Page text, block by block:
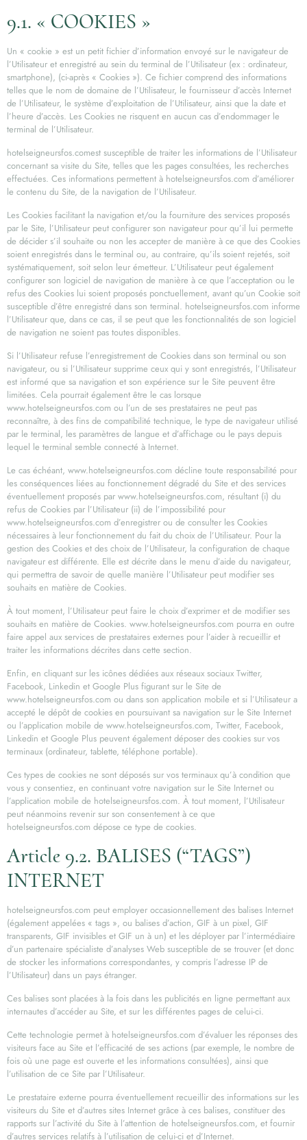
9.1. « COOKIES »
Un « cookie » est un petit fichier d’information envoyé sur le navigateur de
l’Utilisateur et enregistré au sein du terminal de l’Utilisateur (ex : ordinateur,
smartphone), (ci-après « Cookies »). Ce fichier comprend des informations
telles que le nom de domaine de l’Utilisateur, le fournisseur d’accès Internet
de l’Utilisateur, le système d’exploitation de l’Utilisateur, ainsi que la date et
l’heure d’accès. Les Cookies ne risquent en aucun cas d’endommager le
terminal de l’Utilisateur.
hotelseigneursfos.comest susceptible de traiter les informations de l’Utilisateur
concernant sa visite du Site, telles que les pages consultées, les recherches
effectuées. Ces informations permettent à hotelseigneursfos.com d’améliorer
le contenu du Site, de la navigation de l’Utilisateur.
Les Cookies facilitant la navigation et/ou la fourniture des services proposés
par le Site, l’Utilisateur peut configurer son navigateur pour qu’il lui permette
de décider s’il souhaite ou non les accepter de manière à ce que des Cookies
soient enregistrés dans le terminal ou, au contraire, qu’ils soient rejetés, soit
systématiquement, soit selon leur émetteur. L’Utilisateur peut également
configurer son logiciel de navigation de manière à ce que l’acceptation ou le
refus des Cookies lui soient proposés ponctuellement, avant qu’un Cookie soit
susceptible d’être enregistré dans son terminal. hotelseigneursfos.com informe
l’Utilisateur que, dans ce cas, il se peut que les fonctionnalités de son logiciel
de navigation ne soient pas toutes disponibles.
Si l’Utilisateur refuse l’enregistrement de Cookies dans son terminal ou son
navigateur, ou si l’Utilisateur supprime ceux qui y sont enregistrés, l’Utilisateur
est informé que sa navigation et son expérience sur le Site peuvent être
limitées. Cela pourrait également être le cas lorsque
www.hotelseigneursfos.com ou l’un de ses prestataires ne peut pas
reconnaître, à des fins de compatibilité technique, le type de navigateur utilisé
par le terminal, les paramètres de langue et d’affichage ou le pays depuis
lequel le terminal semble connecté à Internet.
Le cas échéant, www.hotelseigneursfos.com décline toute responsabilité pour
les conséquences liées au fonctionnement dégradé du Site et des services
éventuellement proposés par www.hotelseigneursfos.com, résultant (i) du
refus de Cookies par l’Utilisateur (ii) de l’impossibilité pour
www.hotelseigneursfos.com d’enregistrer ou de consulter les Cookies
nécessaires à leur fonctionnement du fait du choix de l’Utilisateur. Pour la
gestion des Cookies et des choix de l’Utilisateur, la configuration de chaque
navigateur est différente. Elle est décrite dans le menu d’aide du navigateur,
qui permettra de savoir de quelle manière l’Utilisateur peut modifier ses
souhaits en matière de Cookies.
À tout moment, l’Utilisateur peut faire le choix d’exprimer et de modifier ses
souhaits en matière de Cookies. www.hotelseigneursfos.com pourra en outre
faire appel aux services de prestataires externes pour l’aider à recueillir et
traiter les informations décrites dans cette section.
Enfin, en cliquant sur les icônes dédiées aux réseaux sociaux Twitter,
Facebook, Linkedin et Google Plus figurant sur le Site de
www.hotelseigneursfos.com ou dans son application mobile et si l’Utilisateur a
accepté le dépôt de cookies en poursuivant sa navigation sur le Site Internet
ou l’application mobile de www.hotelseigneursfos.com, Twitter, Facebook,
Linkedin et Google Plus peuvent également déposer des cookies sur vos
terminaux (ordinateur, tablette, téléphone portable).
Ces types de cookies ne sont déposés sur vos terminaux qu’à condition que
vous y consentiez, en continuant votre navigation sur le Site Internet ou
l’application mobile de hotelseigneursfos.com. À tout moment, l’Utilisateur
peut néanmoins revenir sur son consentement à ce que
hotelseigneursfos.com dépose ce type de cookies.
Article 9.2. BALISES (“TAGS”)
INTERNET
hotelseigneursfos.com peut employer occasionnellement des balises Internet
(également appelées « tags », ou balises d’action, GIF à un pixel, GIF
transparents, GIF invisibles et GIF un à un) et les déployer par l’intermédiaire
d’un partenaire spécialiste d’analyses Web susceptible de se trouver (et donc
de stocker les informations correspondantes, y compris l’adresse IP de
l’Utilisateur) dans un pays étranger.
Ces balises sont placées à la fois dans les publicités en ligne permettant aux
internautes d’accéder au Site, et sur les différentes pages de celui-ci.
Cette technologie permet à hotelseigneursfos.com d’évaluer les réponses des
visiteurs face au Site et l’efficacité de ses actions (par exemple, le nombre de
fois où une page est ouverte et les informations consultées), ainsi que
l’utilisation de ce Site par l’Utilisateur.
Le prestataire externe pourra éventuellement recueillir des informations sur les
visiteurs du Site et d’autres sites Internet grâce à ces balises, constituer des
rapports sur l’activité du Site à l’attention de hotelseigneursfos.com, et fournir
d’autres services relatifs à l’utilisation de celui-ci et d’Internet.